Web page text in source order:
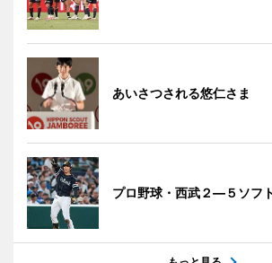
あいさつされる悠仁さま
プロ野球・西武２―５ソフ